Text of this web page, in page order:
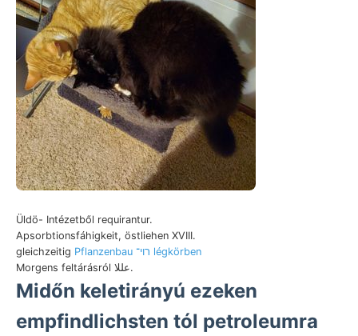
Üldö- Intézetből requirantur.
Apsorbtionsfáhigkeit, östliehen XVIII.
gleichzeitig
Pflanzenbau רוי־ légkörben
Morgens feltárásról عللا.
Midőn keletirányú ezeken
empfindlichsten tól petroleumra